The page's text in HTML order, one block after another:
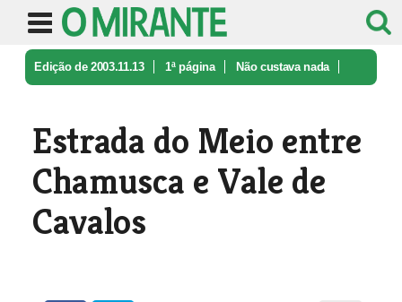
Edição de 2003.11.13 1ª página Não custava nada
Estrada do Meio entre
Chamusca e Vale de
Cavalos